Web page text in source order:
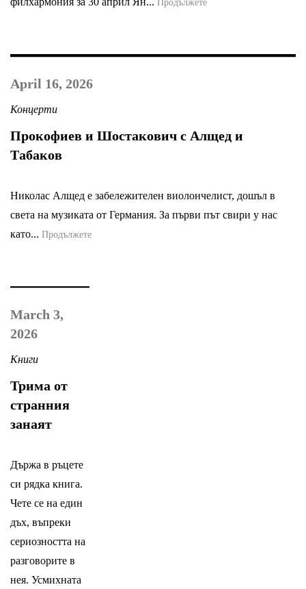
April 16, 2026
Концерти
Прокофиев и Шостакович с Алщед и
Табаков
Николас Алщед е забележителен виолончелист, дошъл в
света на музиката от Германия. За първи път свири у нас
като... Продължете
March 3,
2026
Книги
Трима от
странния
занаят
Държа в ръцете
си рядка книга.
Чете се на един
дъх, въпреки
сериозността на
разговорите в
нея. Усмихната